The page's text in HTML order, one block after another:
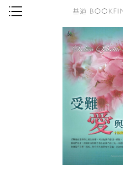
神學／教義
讀經／研經
教會歷史
信徒生活